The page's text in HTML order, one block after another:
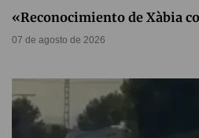
«Reconocimiento de Xàbia
07 de agosto de 2026